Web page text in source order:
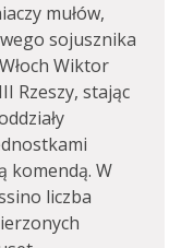
mułów,
sojusznika
Wiktor
Rzeszy, stając
komendą. W
liczba